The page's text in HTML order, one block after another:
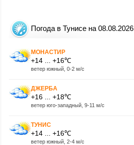
Погода в Тунисе на 08.08.2026
МОНАСТИР
+14 ... +16℃
ветер южный, 0-2 м/с
ДЖЕРБА
+16 ... +18℃
ветер юго-западный, 9-11 м/с
ТУНИС
+14 ... +16℃
ветер южный, 2-4 м/с